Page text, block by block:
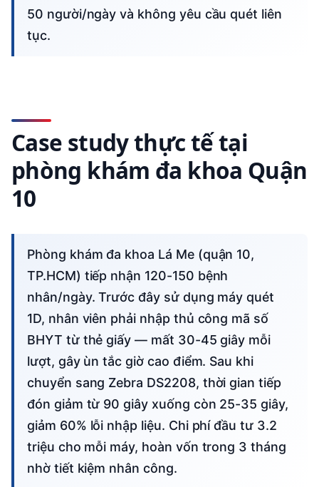
50 người/ngày và không yêu cầu quét liên
tục.
Case study thực tế tại
phòng khám đa khoa Quận
10
Phòng khám đa khoa Lá Me (quận 10,
TP.HCM) tiếp nhận 120-150 bệnh
nhân/ngày. Trước đây sử dụng máy quét
1D, nhân viên phải nhập thủ công mã số
BHYT từ thẻ giấy — mất 30-45 giây mỗi
lượt, gây ùn tắc giờ cao điểm. Sau khi
chuyển sang Zebra DS2208, thời gian tiếp
đón giảm từ 90 giây xuống còn 25-35 giây,
giảm 60% lỗi nhập liệu. Chi phí đầu tư 3.2
triệu cho mỗi máy, hoàn vốn trong 3 tháng
nhờ tiết kiệm nhân công.